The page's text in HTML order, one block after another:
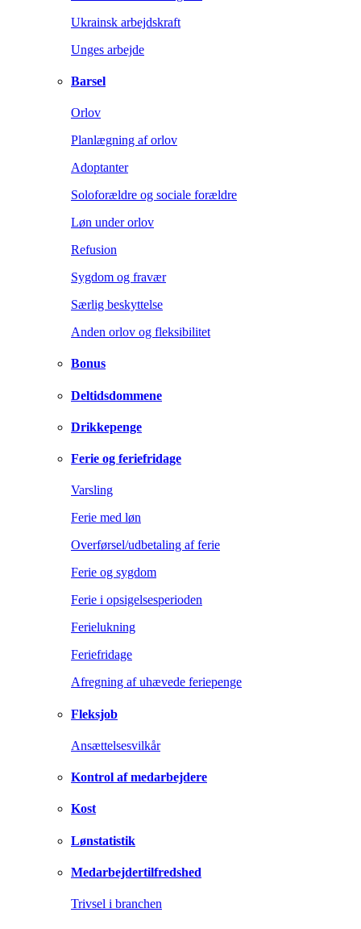
Ukrainsk arbejdskraft
Unges arbejde
Barsel
Orlov
Planlægning af orlov
Adoptanter
Soloforældre og sociale forældre
Løn under orlov
Refusion
Sygdom og fravær
Særlig beskyttelse
Anden orlov og fleksibilitet
Bonus
Deltidsdommene
Drikkepenge
Ferie og feriefridage
Varsling
Ferie med løn
Overførsel/udbetaling af ferie
Ferie og sygdom
Ferie i opsigelsesperioden
Ferielukning
Feriefridage
Afregning af uhævede feriepenge
Fleksjob
Ansættelsesvilkår
Kontrol af medarbejdere
Kost
Lønstatistik
Medarbejdertilfredshed
Trivsel i branchen